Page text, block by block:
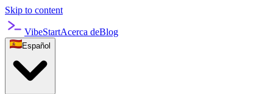
Skip to content
VibeStartAcerca deBlog
Español